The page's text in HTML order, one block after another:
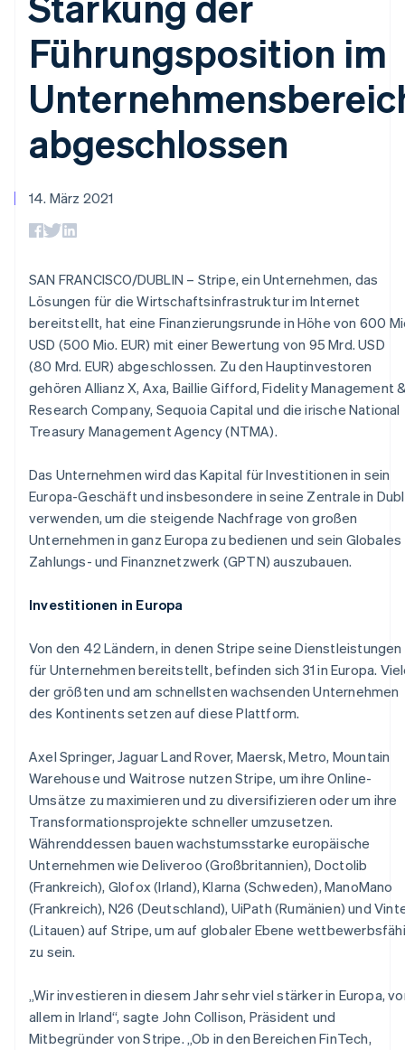
Zugriff auf mehr als
125
Terminal
Zahlungen vor Ort
Authorization
Boost
Autorisierungsraten
Link
Beschleunigter
Financial
Connections
Verbundene
Data Pipeline
Datensynchronisierung
Mehr
Product roadmap
Ausblick
Radar
Betrugsprävention
Atlas
Climate
CO₂-Entnahme
Identity
Online-Identitätsprüfung
Stripe-Sessions 2026
Erfahren Sie, wie Stripe Lösungen für die
Geldmanagement
Plattformen
SaaS
KI-Unternehmen
Gemeinnützige
Organisationen
Fachdienstleistungen
Öffentlicher Sektor
Einzelhandel
Ecosystem
Stripe App-Marktplatz
Marktplatz auf
Grundlagen der
Abonnementverwaltung
So setzen Sie
nutzungsbasierte
Abrechnung um
Stablecoin-gestützte
Karten ausgeben: So
geht´s
Ressourcen
App-Integrationen
Entwickler-Blog
API-Status
Produkt-Roadmap
Karriere
Newsroom
Stripe Press
Kontakt
Führungsposition im
abgeschlossen
14. März 2021
SAN FRANCISCO/DUBLIN – Stripe, ein Unternehmen, das
Lösungen für die Wirtschaftsinfrastruktur im Internet
bereitstellt, hat eine Finanzierungsrunde in Höhe von 600
USD (500 Mio. EUR) mit einer Bewertung von 95 Mrd. USD
(80 Mrd. EUR) abgeschlossen. Zu den Hauptinvestoren
gehören Allianz X, Axa, Baillie Gifford, Fidelity Management
Research Company, Sequoia Capital und die irische National
Treasury Management Agency (NTMA).
Das Unternehmen wird das Kapital für Investitionen in sein
Europa-Geschäft und insbesondere in seine Zentrale in
verwenden, um die steigende Nachfrage von großen
Unternehmen in ganz Europa zu bedienen und sein Globales
Zahlungs- und Finanznetzwerk (GPTN) auszubauen.
Investitionen in Europa
Von den 42 Ländern, in denen Stripe seine Dienstleistungen
für Unternehmen bereitstellt, befinden sich 31 in Europa.
der größten und am schnellsten wachsenden Unternehmen
des Kontinents setzen auf diese Plattform.
Axel Springer, Jaguar Land Rover, Maersk, Metro, Mountain
Warehouse und Waitrose nutzen Stripe, um ihre Online-
Umsätze zu maximieren und zu diversifizieren oder um ihre
Transformationsprojekte schneller umzusetzen.
Währenddessen bauen wachstumsstarke europäische
Unternehmen wie Deliveroo (Großbritannien), Doctolib
(Frankreich), Glofox (Irland), Klarna (Schweden), ManoMano
(Frankreich), N26 (Deutschland), UiPath (Rumänien) und
(Litauen) auf Stripe, um auf globaler Ebene
zu sein.
„Wir investieren in diesem Jahr sehr viel stärker in Europa,
allem in Irland“, sagte John Collison, Präsident und
Mitbegründer von Stripe. „Ob in den Bereichen FinTech,